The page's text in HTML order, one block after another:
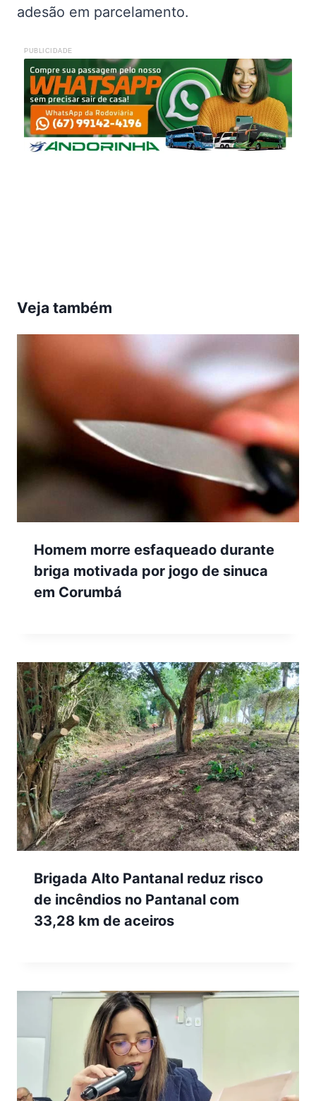
adesão em parcelamento.
PUBLICIDADE
Veja também
Homem morre esfaqueado durante
briga motivada por jogo de sinuca
em Corumbá
Brigada Alto Pantanal reduz risco
de incêndios no Pantanal com
33,28 km de aceiros